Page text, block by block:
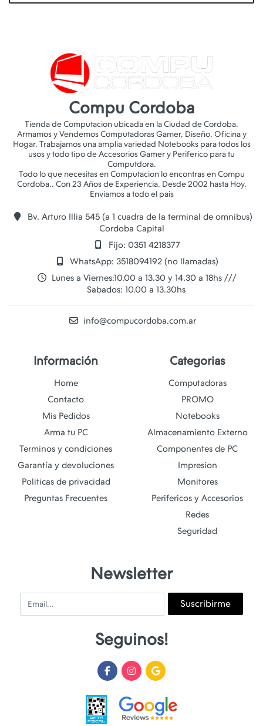
Compu Cordoba
Tienda de Computacion ubicada en la Ciudad de Cordoba.
Armamos y Vendemos Computadoras Gamer, Diseño, Oficina y
Hogar. Trabajamos una amplia variedad Notebooks para todos los
usos y todo tipo de Accesorios Gamer y Periferico para tu
Computdora.
Todo lo que necesitas en Computacion lo encontras en Compu
Cordoba.. Con 23 Años de Experiencia. Desde 2002 hasta Hoy.
Enviamos a todo el pais
Bv. Arturo Illia 545 (a 1 cuadra de la terminal de omnibus)
Cordoba Capital
Fijo: 0351 4218377
WhatsApp: 3518094192 (no llamadas)
Lunes a Viernes:10.00 a 13.30 y 14.30 a 18hs ///
Sabados: 10.00 a 13.30hs
info@compucordoba.com.ar
Información
Home
Contacto
Mis Pedidos
Arma tu PC
Terminos y condiciones
Garantía y devoluciones
Politicas de privacidad
Preguntas Frecuentes
Categorias
Computadoras
PROMO
Notebooks
Almacenamiento Externo
Componentes de PC
Impresion
Monitores
Perifericos y Accesorios
Redes
Seguridad
Newsletter
Email Suscribirme
Seguinos!